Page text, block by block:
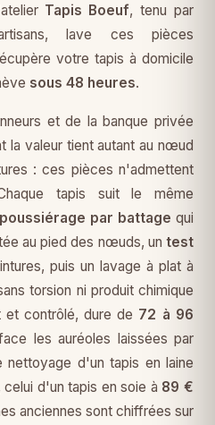
Tapis Boeuf, tenu par
lave ces pièces
votre tapis à domicile
sous 48 heures.
et de la banque privée
la valeur tient autant au nœud
: ces pièces n'admettent
tapis suit le même
par battage qui
au pied des nœuds, un test
puis un lavage à plat à
et contrôlé, dure de 72 à 96
nettoyage d'un tapis en laine
celui d'un tapis en soie à 89 €
sur